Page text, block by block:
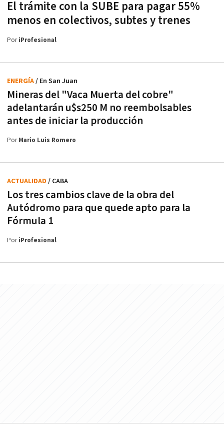
El trámite con la SUBE para pagar 55%
menos en colectivos, subtes y trenes
PoriProfesional
Mineras del "Vaca Muerta del cobre"
adelantarán u$s250 M no reembolsables
antes de iniciar la producción
ENERGÍA/ En San Juan
PorMario Luis Romero
Los tres cambios clave de la obra del
Autódromo para que quede apto para la
Fórmula 1
ACTUALIDAD / CABA
PoriProfesional